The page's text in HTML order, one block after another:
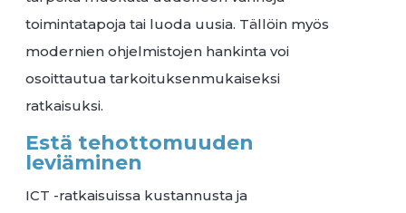
toimintatapoja tai luoda uusia. Tällöin myös
modernien ohjelmistojen hankinta voi
osoittautua tarkoituksenmukaiseksi
ratkaisuksi.
Estä tehottomuuden
leviäminen
ICT -ratkaisuissa kustannusta ja